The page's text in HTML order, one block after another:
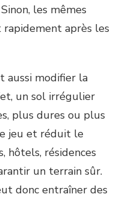
les mêmes
rapidement après les
aussi modifier la
un sol irrégulier
plus dures ou plus
jeu et réduit le
hôtels, résidences
un terrain sûr.
donc entraîner des